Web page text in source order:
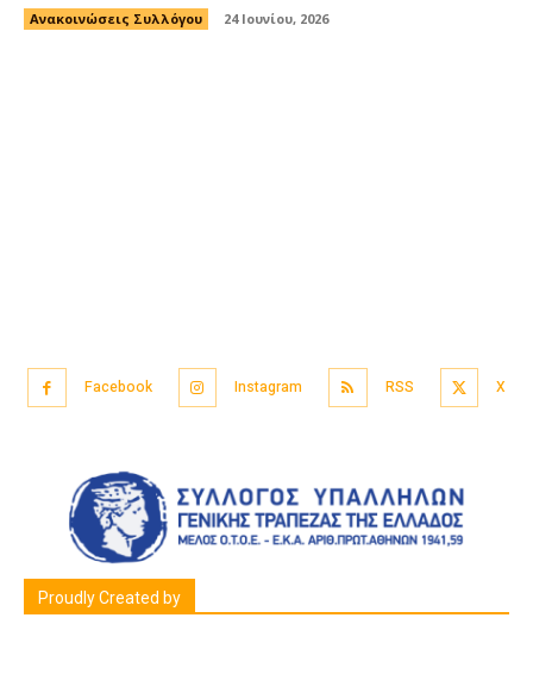
Ανακοινώσεις Συλλόγου 24 Ιουνίου, 2026
Facebook Instagram RSS X
Proudly Created by